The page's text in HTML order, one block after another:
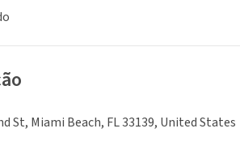
St, Miami Beach, FL 33139, United States